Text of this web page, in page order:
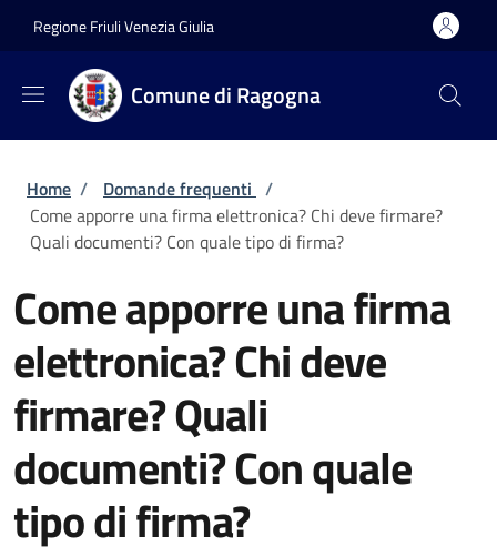
Regione Friuli Venezia Giulia
Comune di Ragogna
Briciole di pane
Home / Domande frequenti /
Come apporre una firma elettronica? Chi deve firmare?
Quali documenti? Con quale tipo di firma?
Come apporre una firma
elettronica? Chi deve
firmare? Quali
documenti? Con quale
tipo di firma?